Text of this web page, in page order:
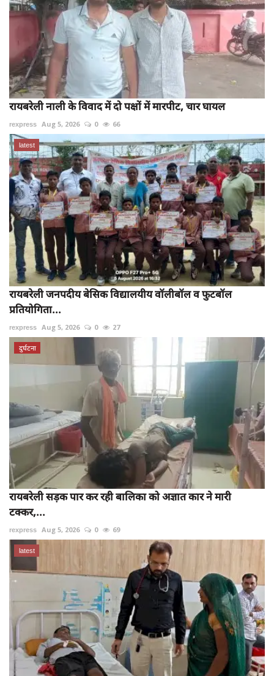
रायबरेली नाली के विवाद में दो पक्षों में मारपीट, चार घायल
rexpress Aug 5, 2026 0 66
latest
रायबरेली जनपदीय बेसिक विद्यालयीय वॉलीबॉल व फुटबॉल
प्रतियोगिता...
rexpress Aug 5, 2026 0 27
दुर्घटना
रायबरेली सड़क पार कर रही बालिका को अज्ञात कार ने मारी
टक्कर,...
rexpress Aug 5, 2026 0 69
latest